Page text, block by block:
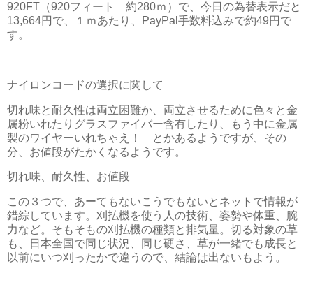
920FT（920フィート 約280ｍ）で、今日の為替表示だと
13,664円で、１ｍあたり、PayPal手数料込みで約49円で
す。
ナイロンコードの選択に関して
切れ味と耐久性は両立困難か、両立させるために色々と金
属粉いれたりグラスファイバー含有したり、もう中に金属
製のワイヤーいれちゃえ！ とかあるようですが、その
分、お値段がたかくなるようです。
切れ味、耐久性、お値段
この３つで、あーてもないこうでもないとネットで情報が
錯綜しています。刈払機を使う人の技術、姿勢や体重、腕
力など。そもそもの刈払機の種類と排気量。切る対象の草
も、日本全国で同じ状況、同じ硬さ、草が一緒でも成長と
以前にいつ刈ったかで違うので、結論は出ないもよう。